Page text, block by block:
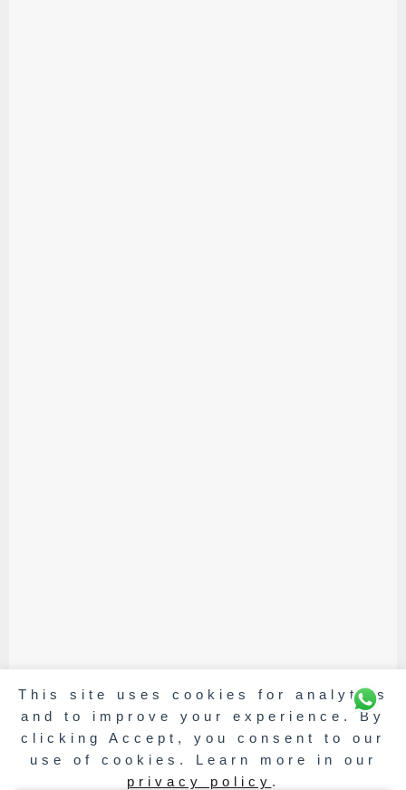
This site uses cookies for analytics
and to improve your experience. By
clicking Accept, you consent to our
use of cookies. Learn more in our
privacy policy .